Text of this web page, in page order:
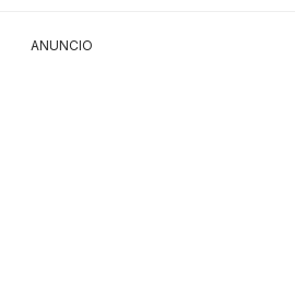
ANUNCIO